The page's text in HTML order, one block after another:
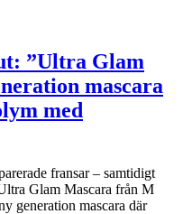
”Ultra Glam
mascara
med
fransar – samtidigt
Glam Mascara från M
generation mascara där